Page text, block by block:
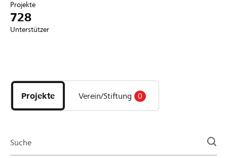
Anmelden
DE FR IT
Projekte
728
Unterstützer
Projekte
und
Organisationen
Projekte Verein/Stiftung 0
Suche